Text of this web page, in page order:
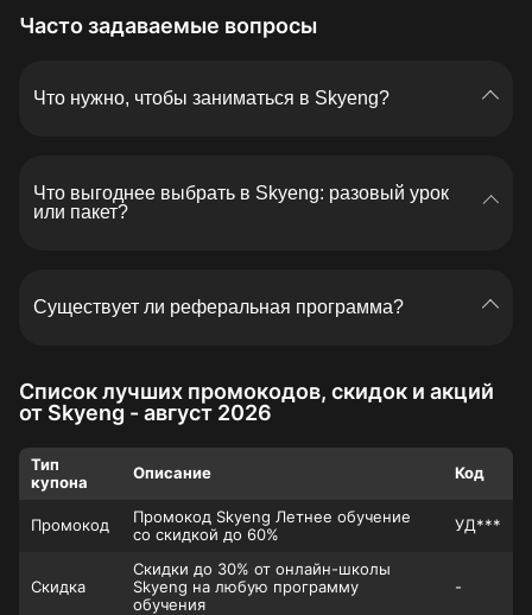
Часто задаваемые вопросы
Что нужно, чтобы заниматься в Skyeng?
Что выгоднее выбрать в Skyeng: разовый урок
или пакет?
бонусы. Если хотите сэкономить по максимуму,
Существует ли реферальная программа?
Список лучших промокодов, скидок и акций
от Skyeng - август 2026
Тип
купона
Описание Код
Промокод
Промокод Skyeng Летнее обучение
со скидкой до 60%
УД***
Скидка
Скидки до 30% от онлайн-школы
Skyeng на любую программу
обучения
-